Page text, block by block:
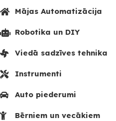
Mājas Automatizācija
Robotika un DIY
Viedā sadzīves tehnika
Instrumenti
Auto piederumi
Bērniem un vecākiem